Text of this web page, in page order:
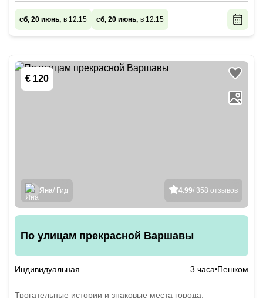
сб, 20 июнь, в 12:15 сб, 20 июнь, в 12:15
€ 120
4.99/ 358 отзывов
Яна/ Гид
По улицам прекрасной Варшавы
Индивидуальная 3 часа Пешком
Трогательные истории и знаковые места города,